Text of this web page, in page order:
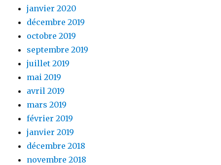
janvier 2020
décembre 2019
octobre 2019
septembre 2019
juillet 2019
mai 2019
avril 2019
mars 2019
février 2019
janvier 2019
décembre 2018
novembre 2018